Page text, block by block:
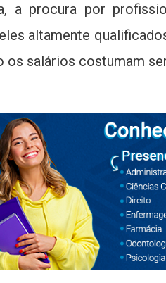
a procura por
altamente
os salários costumam